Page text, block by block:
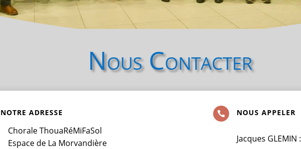
Nous Contacter
NOTRE ADRESSE
Chorale ThouaRéMiFaSol
Espace de La Morvandière
 NOUS APPELER
Jacques GLEMIN :